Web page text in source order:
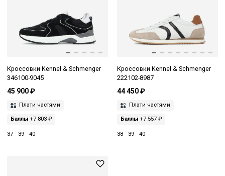
Кроссовки Kennel & Schmenger
346100-9045
45 900 ₽
Плати частями
Баллы +7 803 ₽
37 39 40
Кроссовки Kennel & Schmenger
222102-8987
44 450 ₽
Плати частями
Баллы+7 557 ₽
38 39 40